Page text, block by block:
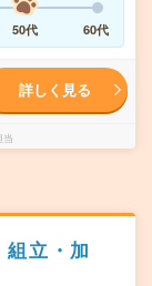
50代 60代
詳しく見る
組立・加